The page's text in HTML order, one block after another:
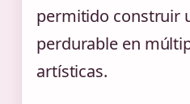
permitido construir
perdurable en
artísticas.